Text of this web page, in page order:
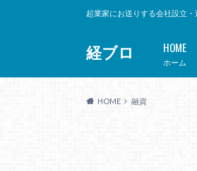
経ブロ
起業家にお送りする会社設立
ホーム
HOME
HOME 融資